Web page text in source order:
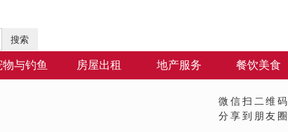
搜索
物与钓鱼 房屋出租 地产服务 餐饮美食
微信扫二维码
分享到朋友圈